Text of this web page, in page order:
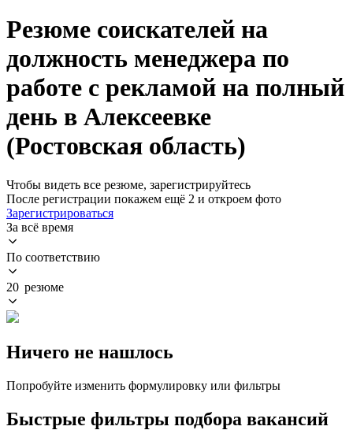
Резюме соискателей на
должность менеджера по
работе с рекламой на полный
день в Алексеевке
(Ростовская область)
Чтобы видеть все резюме, зарегистрируйтесь
После регистрации покажем ещё 2 и откроем фото
Зарегистрироваться
За всё время
По соответствию
20 резюме
Ничего не нашлось
Попробуйте изменить формулировку или фильтры
Быстрые фильтры подбора вакансий